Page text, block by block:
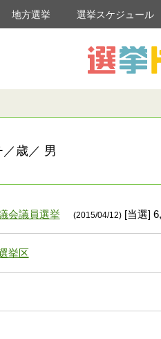
地方選挙 選挙スケジュール
歳／ 男
会議員選挙 (2015/04/12)[当選]
挙区